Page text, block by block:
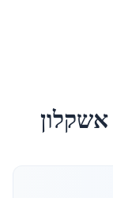
אשקלון